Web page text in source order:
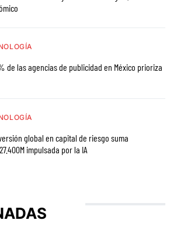
de las agencias de publicidad en México prioriza
global en capital de riesgo suma
impulsada por la IA